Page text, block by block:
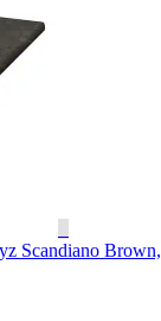
Scandiano Brown,